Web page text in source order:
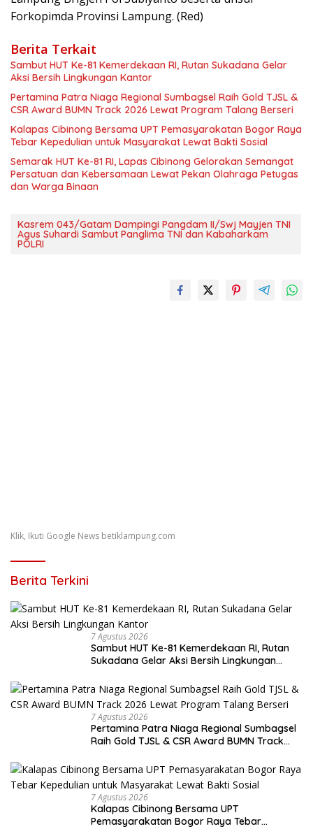
Forkopimda Provinsi Lampung. (Red)
Berita Terkait
Sambut HUT Ke-81 Kemerdekaan RI, Rutan Sukadana Gelar
Aksi Bersih Lingkungan Kantor
Pertamina Patra Niaga Regional Sumbagsel Raih Gold TJSL &
CSR Award BUMN Track 2026 Lewat Program Talang Berseri
Kalapas Cibinong Bersama UPT Pemasyarakatan Bogor Raya
Tebar Kepedulian untuk Masyarakat Lewat Bakti Sosial
Semarak HUT Ke-81 RI, Lapas Cibinong Gelorakan Semangat
Persatuan dan Kebersamaan Lewat Pekan Olahraga Petugas
dan Warga Binaan
Kasrem 043/Gatam Dampingi Pangdam II/Swj Mayjen TNI
Agus Suhardi Sambut Panglima TNI dan Kabaharkam
POLRI
Klik, Ikuti Google News betiklampung.com
Berita Terkini
7 Agustus 2026
Sambut HUT Ke-81 Kemerdekaan RI, Rutan
Sukadana Gelar Aksi Bersih Lingkungan
7 Agustus 2026
Pertamina Patra Niaga Regional Sumbagsel
Raih Gold TJSL & CSR Award BUMN Track
7 Agustus 2026
Kalapas Cibinong Bersama UPT
Pemasyarakatan Bogor Raya Tebar